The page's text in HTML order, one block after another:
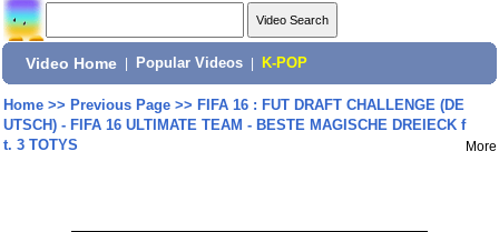
Video Home Popular Videos K-POP
Home>> Previous Page>> FIFA 16 : FUT DRAFT CHALLENGE (DE
UTSCH) - FIFA 16 ULTIMATE TEAM - BESTE MAGISCHE DREIECK f
t. 3 TOTYS
More